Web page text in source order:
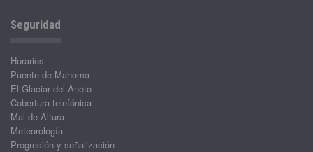
Seguridad
Horarios
Puente de Mahoma
El Glaciar del Aneto
Cobertura telefónica
Mal de Altura
Meteorología
Progresión y señalización